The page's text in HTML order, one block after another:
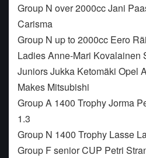
Group N over 2000cc Jani
Carisma
Group N up to 2000cc Eero
Ladies Anne-Mari Kovalainen
Juniors Jukka Ketomäki Opel
Makes Mitsubishi
Group A 1400 Trophy Jorma
1.3
Group N 1400 Trophy Lasse
Group F senior CUP Petri